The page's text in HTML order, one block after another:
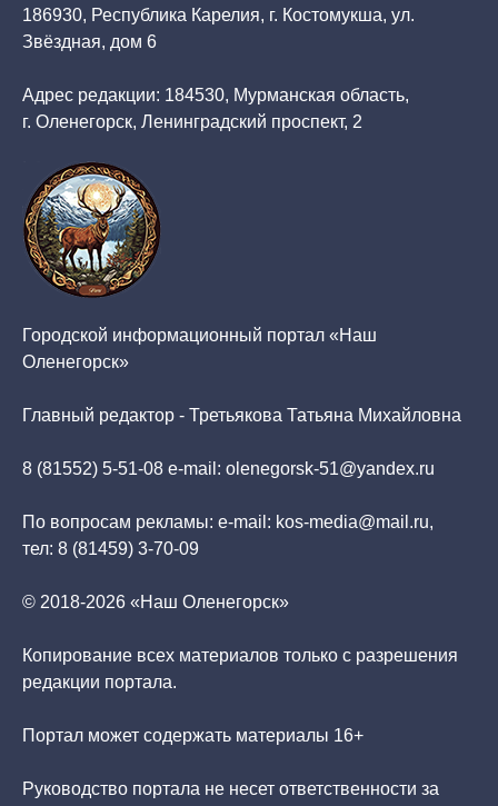
186930, Республика Карелия, г. Костомукша, ул.
Звёздная, дом 6
Адрес редакции: 184530, Мурманская область,
г. Оленегорск, Ленинградский проспект, 2
Городской информационный портал «Наш
Оленегорск»
Главный редактор - Третьякова Татьяна Михайловна
8 (81552) 5-51-08 e-mail: olenegorsk-51@yandex.ru
По вопросам рекламы: e-mail: kos-media@mail.ru,
тел: 8 (81459) 3-70-09
© 2018-2026 «Наш Оленегорск»
Копирование всех материалов только с разрешения
редакции портала.
Портал может содержать материалы 16+
Руководство портала не несет ответственности за